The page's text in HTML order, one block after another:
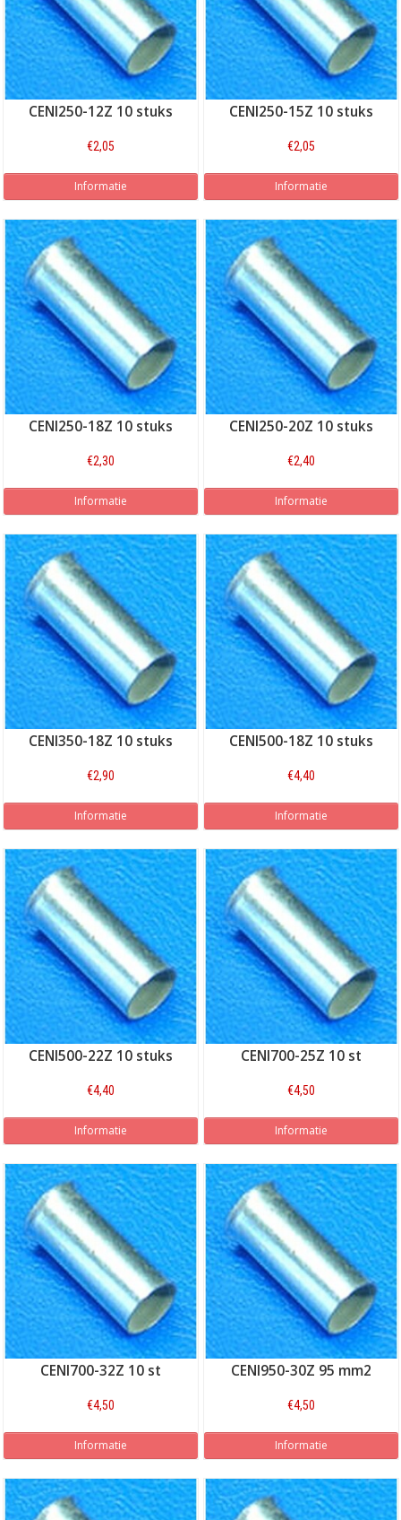
CENI250-12Z 10 stuks
€2,05
Informatie
CENI250-15Z 10 stuks
€2,05
Informatie
CENI250-18Z 10 stuks
€2,30
Informatie
CENI250-20Z 10 stuks
€2,40
Informatie
CENI350-18Z 10 stuks
€2,90
Informatie
CENI500-18Z 10 stuks
€4,40
Informatie
CENI500-22Z 10 stuks
€4,40
Informatie
CENI700-25Z 10 st
€4,50
Informatie
CENI700-32Z 10 st
€4,50
Informatie
CENI950-30Z 95 mm2
€4,50
Informatie